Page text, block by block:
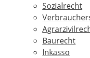
Sozialrecht
Baurecht
Inkasso